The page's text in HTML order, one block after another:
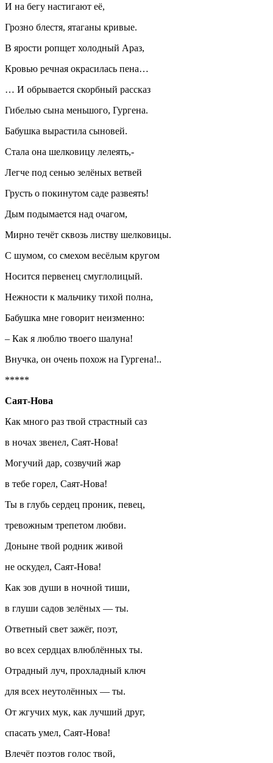
И на бегу настигают её,
Грозно блестя, ятаганы кривые.
В ярости ропщет холодный Араз,
Кровью речная окрасилась пена…
… И обрывается скорбный рассказ
Гибелью сына меньшого, Гургена.
Бабушка вырастила сыновей.
Стала она шелковицу лелеять,-
Легче под сенью зелёных ветвей
Грусть о покинутом саде развеять!
Дым подымается над очагом,
Мирно течёт сквозь листву шелковицы.
С шумом, со смехом весёлым кругом
Носится первенец смуглолицый.
Нежности к мальчику тихой полна,
Бабушка мне говорит неизменно:
– Как я люблю твоего шалуна!
Внучка, он очень похож на Гургена!..
*****
Саят-Нова
Как много раз твой страстный саз
в ночах звенел, Саят-Нова!
Могучий дар, созвучий жар
в тебе горел, Саят-Нова!
Ты в глубь сердец проник, певец,
тревожным трепетом любви.
Доныне твой родник живой
не оскудел, Саят-Нова!
Как зов души в ночной тиши,
в глуши садов зелёных — ты.
Ответный свет зажёг, поэт,
во всех сердцах влюблённых ты.
Отрадный луч, прохладный ключ
для всех неутолённых — ты.
От жгучих мук, как лучший друг,
спасать умел, Саят-Нова!
Влечёт поэтов голос твой,